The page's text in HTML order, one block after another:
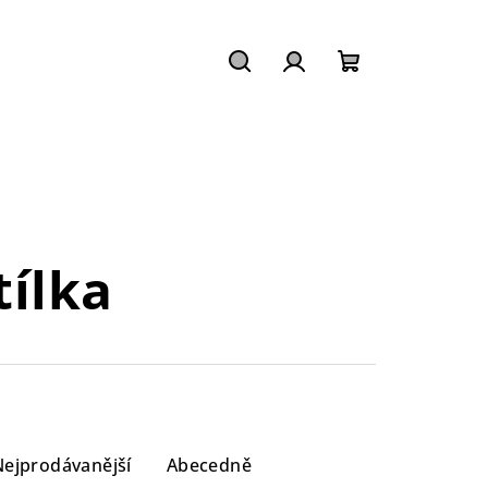
Abecedně